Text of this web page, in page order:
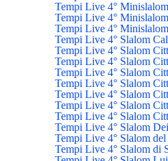
Tempi Live 4°
Tempi Live 4°
Tempi Live 4°
Tempi Live 4° Slalom
Tempi Live 4° Slalom
Tempi Live 4° Slalom
Tempi Live 4° Slalom
Tempi Live 4° Slalom
Tempi Live 4° Slalom
Tempi Live 4° Slalom
Tempi Live 4° Slalom
Tempi Live 4° Slalom
Tempi Live 4° Slalom
Tempi Live 4° Slalom di